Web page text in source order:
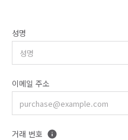
성명
이메일 주소
거래 번호